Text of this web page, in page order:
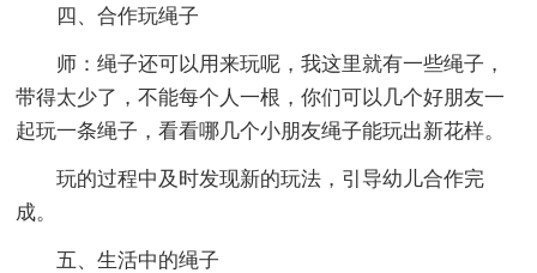
四、合作玩绳子
师：绳子还可以用来玩呢，我这里就有一些绳子，
带得太少了，不能每个人一根，你们可以几个好朋友一
起玩一条绳子，看看哪几个小朋友绳子能玩出新花样。
玩的过程中及时发现新的玩法，引导幼儿合作完
成。
五、生活中的绳子